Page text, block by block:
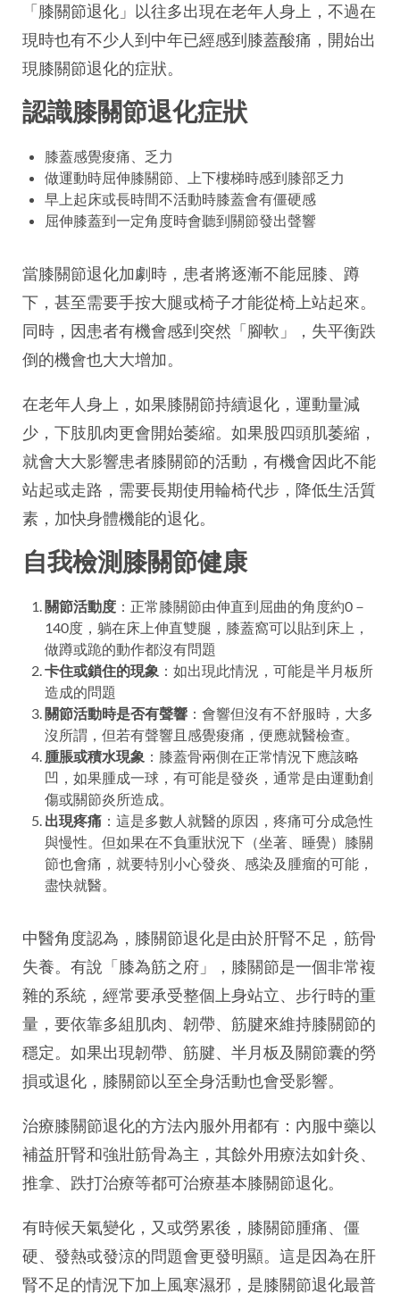
「膝關節退化」以往多出現在老年人身上，不過在
現時也有不少人到中年已經感到膝蓋酸痛，開始出
現膝關節退化的症狀。
認識膝關節退化症狀
膝蓋感覺痠痛、乏力
做運動時屈伸膝關節、上下樓梯時感到膝部乏力
早上起床或長時間不活動時膝蓋會有僵硬感
屈伸膝蓋到一定角度時會聽到關節發出聲響
當膝關節退化加劇時，患者將逐漸不能屈膝、蹲
下，甚至需要手按大腿或椅子才能從椅上站起來。
同時，因患者有機會感到突然「腳軟」，失平衡跌
倒的機會也大大增加。
在老年人身上，如果膝關節持續退化，運動量減
少，下肢肌肉更會開始萎縮。如果股四頭肌萎縮，
就會大大影響患者膝關節的活動，有機會因此不能
站起或走路，需要長期使用輪椅代步，降低生活質
素，加快身體機能的退化。
自我檢測膝關節健康
關節活動度 ：正常膝關節由伸直到屈曲的角度約0－
140度，躺在床上伸直雙腿，膝蓋窩可以貼到床上，
做蹲或跪的動作都沒有問題
卡住或鎖住的現象 ：如出現此情況，可能是半月板所
造成的問題
關節活動時是否有聲響 ：會響但沒有不舒服時，大多
沒所謂，但若有聲響且感覺痠痛，便應就醫檢查。
腫脹或積水現象 ：膝蓋骨兩側在正常情況下應該略
凹，如果腫成一球，有可能是發炎，通常是由運動創
傷或關節炎所造成。
出現疼痛 ：這是多數人就醫的原因，疼痛可分成急性
與慢性。但如果在不負重狀況下（坐著、睡覺）膝關
節也會痛，就要特別小心發炎、感染及腫瘤的可能，
盡快就醫。
中醫角度認為，膝關節退化是由於肝腎不足，筋骨
失養。有說「膝為筋之府」，膝關節是一個非常複
雜的系統，經常要承受整個上身站立、步行時的重
量，要依靠多組肌肉、韌帶、筋腱來維持膝關節的
穩定。如果出現韌帶、筋腱、半月板及關節囊的勞
損或退化，膝關節以至全身活動也會受影響。
治療膝關節退化的方法內服外用都有：內服中藥以
補益肝腎和強壯筋骨為主，其餘外用療法如針灸、
推拿、跌打治療等都可治療基本膝關節退化。
有時候天氣變化，又或勞累後，膝關節腫痛、僵
硬、發熱或發涼的問題會更發明顯。這是因為在肝
腎不足的情況下加上風寒濕邪，是膝關節退化最普